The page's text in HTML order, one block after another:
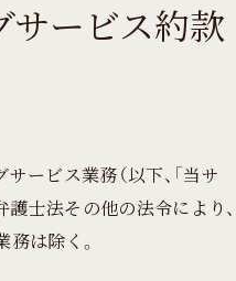
サービス約款
サービス業務（以下、「当サ
護士法その他の法令により、
は除く。